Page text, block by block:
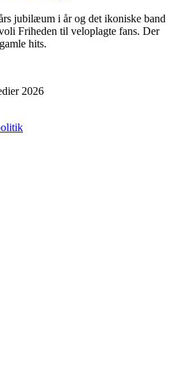
jubilæum i år og det ikoniske band
Friheden til veloplagte fans. Der
hits.
2026